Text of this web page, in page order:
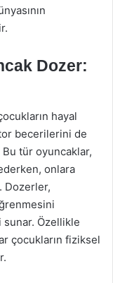
Dozer:
hayal
becerilerini de
tür oyuncaklar,
onlara
Dozerler,
Özellikle
çocukların fiziksel